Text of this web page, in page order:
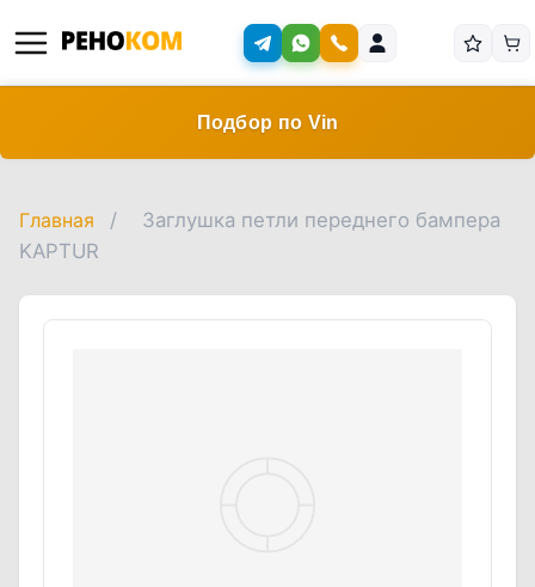
Подбор по Vin
Главная /
Заглушка петли переднего бампера
KAPTUR